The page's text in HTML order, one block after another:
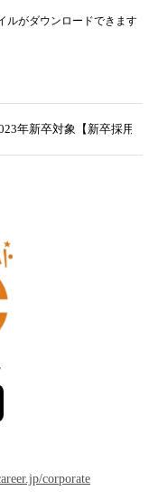
ルがダウンロードできます
年新卒対象【新卒採用を
corporate